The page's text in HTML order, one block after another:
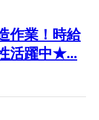
作業！時給
活躍中★...